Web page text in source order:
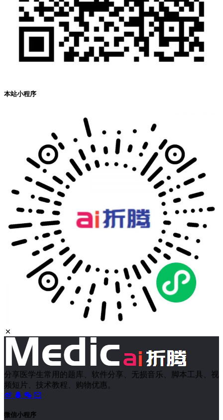
本站小程序
分享医学生常用的题库、软件分享、无损音乐、脚本工具、视
频短片、技术教程、购物优惠。
微信小程序